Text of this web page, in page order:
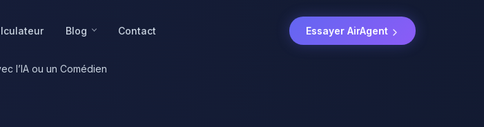
Blog Contact Essayer AirAgent
l’IA ou un Comédien